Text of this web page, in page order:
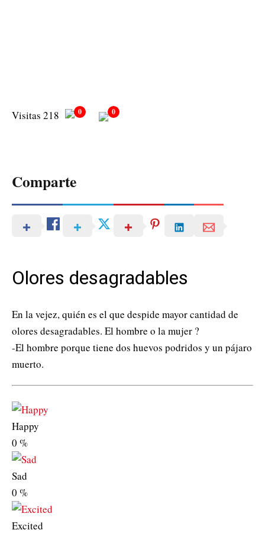
Visitas 218 0 0
Comparte
Olores desagradables
En la vejez, quién es el que despide mayor cantidad de
olores desagradables. El hombre o la mujer ?
-El hombre porque tiene dos huevos podridos y un pájaro
muerto.
Happy
0 %
Sad
0 %
Excited